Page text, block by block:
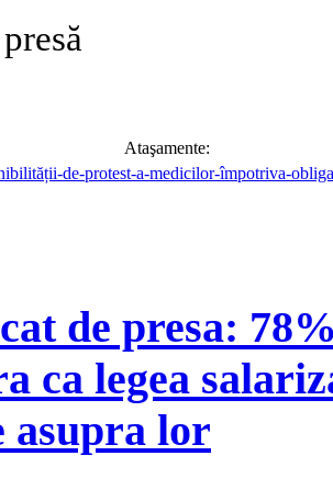
Ataşamente:
de-protest-a-medicilor-împotriva-
de presa:
ca legea
asupra lor